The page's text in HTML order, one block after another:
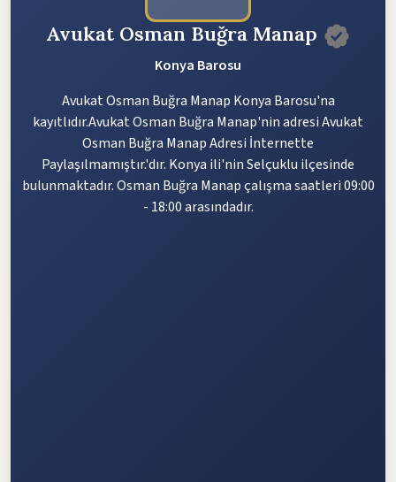
Avukat Osman Buğra Manap
Konya Barosu
Avukat Osman Buğra Manap Konya Barosu'na
kayıtlıdır.Avukat Osman Buğra Manap'nin adresi Avukat
Osman Buğra Manap Adresi İnternette
Paylaşılmamıştır.'dır. Konya ili'nin Selçuklu ilçesinde
bulunmaktadır. Osman Buğra Manap çalışma saatleri 09:00
- 18:00 arasındadır.